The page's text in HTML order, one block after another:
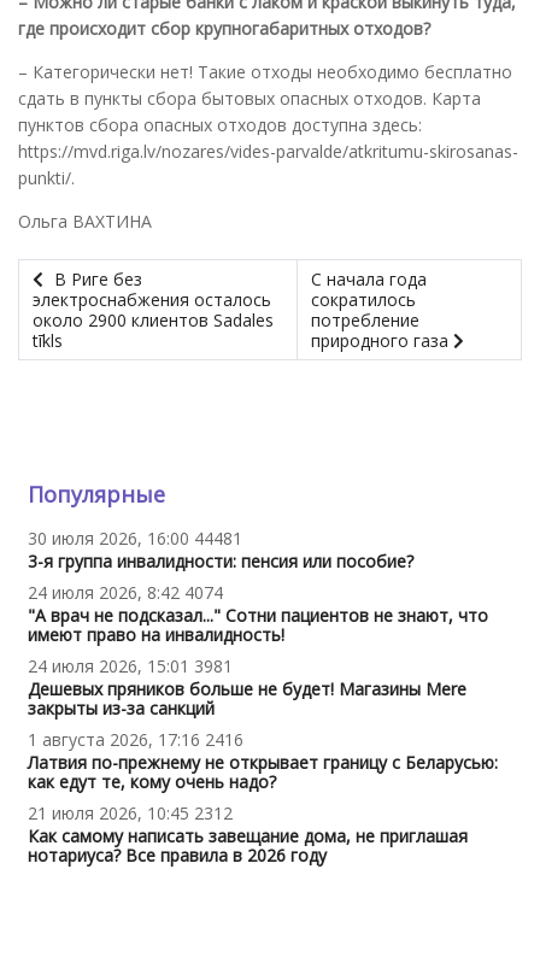
где происходит сбор крупногабаритных отходов?
– Категорически нет! Такие отходы необходимо бесплатно
сдать в пункты сбора бытовых опасных отходов. Карта
пунктов сбора опасных отходов доступна здесь:
https://mvd.riga.lv/nozares/vides-parvalde/atkritumu-skirosanas-
punkti/.
Ольга ВАХТИНА
В Риге без
электроснабжения осталось
около 2900 клиентов Sadales
tīkls
С начала года
сократилось
потребление
природного газа
Популярные
30 июля 2026, 16:00 44481
3-я группа инвалидности: пенсия или пособие?
24 июля 2026, 8:42 4074
"А врач не подсказал..." Сотни пациентов не знают, что
имеют право на инвалидность!
24 июля 2026, 15:01 3981
Дешевых пряников больше не будет! Магазины Mere
закрыты из-за санкций
1 августа 2026, 17:16 2416
Латвия по-прежнему не открывает границу с Беларусью:
как едут те, кому очень надо?
21 июля 2026, 10:45 2312
Как самому написать завещание дома, не приглашая
нотариуса? Все правила в 2026 году